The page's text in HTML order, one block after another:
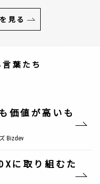
見る
葉たち
価値が高いも
Bizdev
に取り組むた